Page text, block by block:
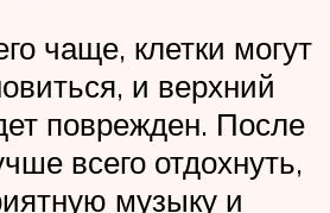
чаще, клетки могут
и верхний
поврежден. После
всего отдохнуть,
музыку и